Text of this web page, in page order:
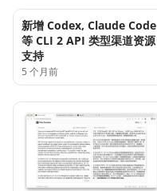
新增 Codex, Claude Code
等 CLI 2 API 类型渠道资源
支持
5 个月前